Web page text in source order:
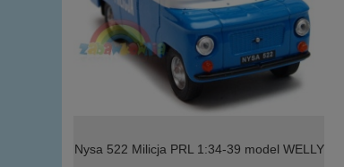
Nysa 522 Milicja PRL 1:34-39 model WELLY